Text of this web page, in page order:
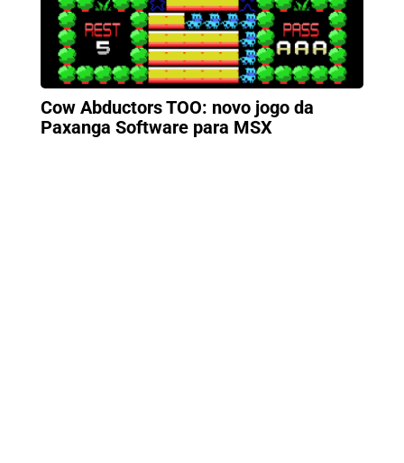
Cow Abductors TOO: novo jogo da
Paxanga Software para MSX